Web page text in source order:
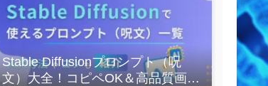
Stable Diffusionプロンプト（呪
文）大全！コピペOK＆高品質画像